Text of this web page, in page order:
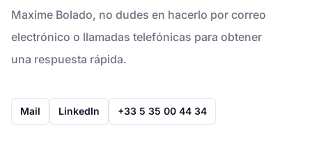
Maxime Bolado, no dudes en hacerlo por correo
electrónico o llamadas telefónicas para obtener
una respuesta rápida.
Mail LinkedIn +33 5 35 00 44 34